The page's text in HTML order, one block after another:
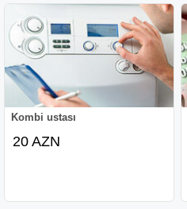
Kombi ustası
20 AZN